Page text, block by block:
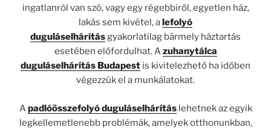
ingatlanról van szó, vagy egy régebbiről, egyetlen ház,
lakás sem kivétel, alefolyó
duguláselhárításgyakorlatilag bármely háztartás
esetében előfordulhat. Azuhanytálca
duguláselhárítás Budapest is kivitelezhető ha időben
végezzük el a munkálatokat.
Apadlóösszefolyó duguláselhárításlehetnek az egyik
legkellemetlenebb problémák, amelyek otthonunkban,